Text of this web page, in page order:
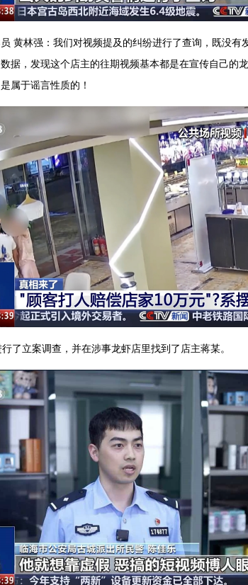
黄林强：我们对视频提及的纠纷进行了查询，既没
据，发现这个店主的往期视频基本都是在宣传自己的
属于谣言性质的！
了立案调查，并在涉事龙虾店里找到了店主蒋某。